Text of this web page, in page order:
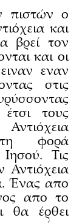
πιστών ο
και
βρεί τον
και οι
εναν
στις
τους
φορά
Τις
Αντιόχεια
Ένας απο
απο το
θα έρθει